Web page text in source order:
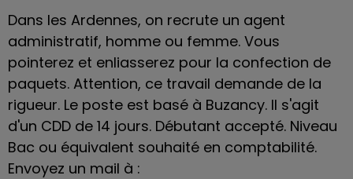
Dans les Ardennes, on recrute un agent
administratif, homme ou femme. Vous
pointerez et enliasserez pour la confection de
paquets. Attention, ce travail demande de la
rigueur. Le poste est basé à Buzancy. Il s'agit
d'un CDD de 14 jours. Débutant accepté. Niveau
Bac ou équivalent souhaité en comptabilité.
Envoyez un mail à :